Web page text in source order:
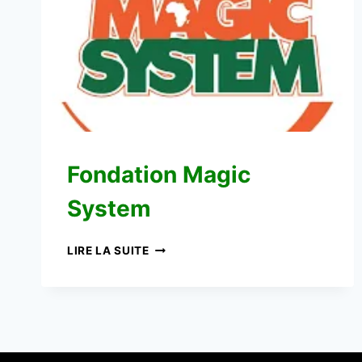
Fondation Magic
System
LIRE LA SUITEFONDATION